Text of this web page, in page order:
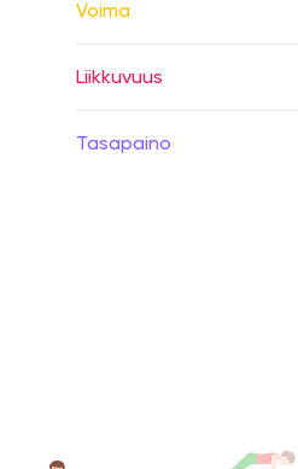
Voima
Liikkuvuus
Tasapaino